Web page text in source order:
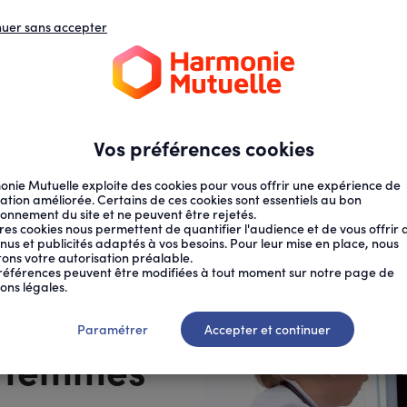
nouvel
Vos préférences cookies
Mutuelle exploite des cookies pour vous offrir une expérience de
améliorée. Certains de ces cookies sont essentiels au bon
du site et ne peuvent être rejetés.
cookies nous permettent de quantifier l'audience et de vous offrir
et publicités adaptés à vos besoins. Pour leur mise en place, nous
votre autorisation préalable.
peuvent être modifiées à tout moment sur notre page de
légales.
sans accepter
Paramétrer Accepter et continuer